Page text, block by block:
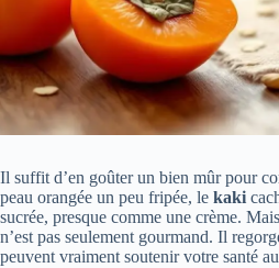
Il suffit d’en goûter un bien mûr pour
peau orangée un peu fripée, le kaki
sucrée, presque comme une crème.
n’est pas seulement gourmand. Il
peuvent vraiment soutenir votre santé